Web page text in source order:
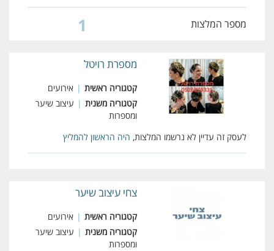
מספר המלצות 1
מספרת רויטל
קטגוריה ראשית | אירועים
קטגוריה משנית | עיצוב שיער
ומספרות
לעסק זה עדיין לא נרשמו המלצות, היה הראשון להמליץ
צחי עיצוב שיער
קטגוריה ראשית | אירועים
קטגוריה משנית | עיצוב שיער
ומספרות